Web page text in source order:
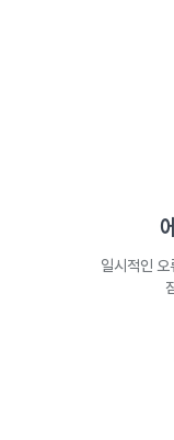
일시적인 오